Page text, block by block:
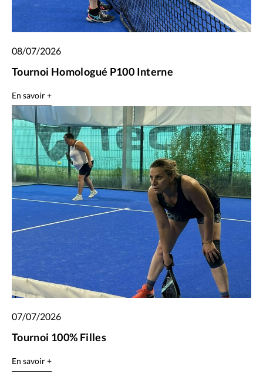
08/07/2026
Tournoi Homologué P100 Interne
En savoir +
07/07/2026
Tournoi 100% Filles
En savoir +